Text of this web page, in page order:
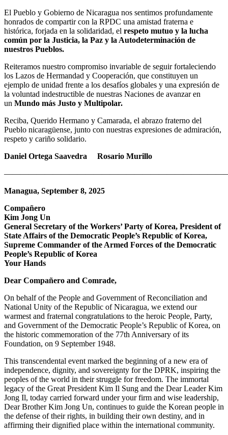
El Pueblo y Gobierno de Nicaragua nos sentimos profundamente
honrados de compartir con la RPDC una amistad fraterna e
histórica, forjada en la solidaridad, el respeto mutuo y la lucha
común por la Justicia, la Paz y la Autodeterminación de
nuestros Pueblos.
Reiteramos nuestro compromiso invariable de seguir fortaleciendo
los Lazos de Hermandad y Cooperación, que constituyen un
ejemplo de unidad frente a los desafíos globales y una expresión de
la voluntad indestructible de nuestras Naciones de avanzar en
un Mundo más Justo y Multipolar.
Reciba, Querido Hermano y Camarada, el abrazo fraterno del
Pueblo nicaragüense, junto con nuestras expresiones de admiración,
respeto y cariño solidario.
Daniel Ortega Saavedra Rosario Murillo
Managua, September 8, 2025
Compañero
Kim Jong Un
General Secretary of the Workers’ Party of Korea, President of
State Affairs of the Democratic People’s Republic of Korea,
Supreme Commander of the Armed Forces of the Democratic
People’s Republic of Korea
Your Hands
Dear Compañero and Comrade,
On behalf of the People and Government of Reconciliation and
National Unity of the Republic of Nicaragua, we extend our
warmest and fraternal congratulations to the heroic People, Party,
and Government of the Democratic People’s Republic of Korea, on
the historic commemoration of the 77th Anniversary of its
Foundation, on 9 September 1948.
This transcendental event marked the beginning of a new era of
independence, dignity, and sovereignty for the DPRK, inspiring the
peoples of the world in their struggle for freedom. The immortal
legacy of the Great President Kim Il Sung and the Dear Leader Kim
Jong Il, today carried forward under your firm and wise leadership,
Dear Brother Kim Jong Un, continues to guide the Korean people in
the defense of their rights, in building their own destiny, and in
affirming their dignified place within the international community.